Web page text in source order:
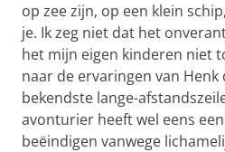
op zee zijn, op een klein
je. Ik zeg niet dat het
het mijn eigen kinderen niet
naar de ervaringen van Henk
bekendste lange-
avonturier heeft wel eens
beëindigen vanwege